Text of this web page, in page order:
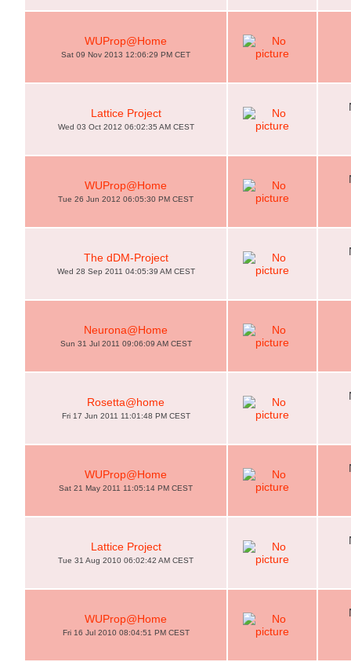
WUProp@Home
Sat 09 Nov 2013 12:06:29 PM CET
Lattice Project
Wed 03 Oct 2012 06:02:35 AM CEST
WUProp@Home
Tue 26 Jun 2012 06:05:30 PM CEST
The dDM-Project
Wed 28 Sep 2011 04:05:39 AM CEST
Neurona@Home
Sun 31 Jul 2011 09:06:09 AM CEST
Rosetta@home
Fri 17 Jun 2011 11:01:48 PM CEST
WUProp@Home
Sat 21 May 2011 11:05:14 PM CEST
Lattice Project
Tue 31 Aug 2010 06:02:42 AM CEST
WUProp@Home
Fri 16 Jul 2010 08:04:51 PM CEST